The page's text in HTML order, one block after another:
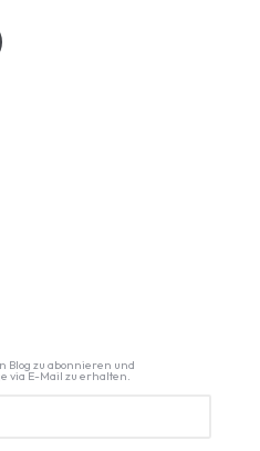
Blog zu abonnieren und
via E-Mail zu erhalten.